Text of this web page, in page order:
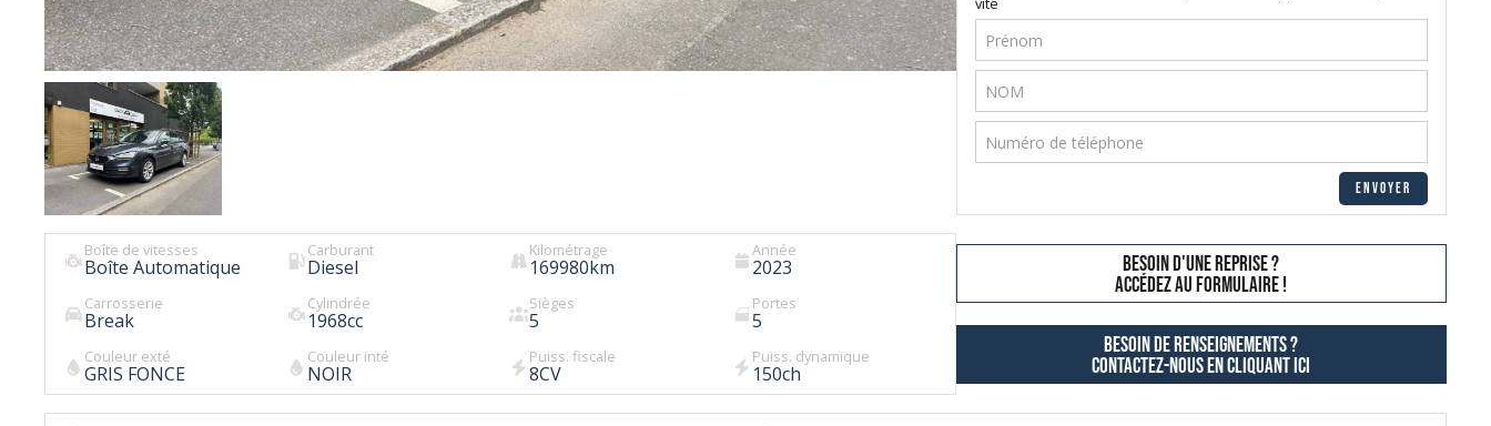
Boîte de vitesses
Boîte Automatique
Carburant
Diesel
Kilométrage
169980km
Année
2023
Carrosserie
Break
Cylindrée
1968cc
Sièges
5
Portes
5
Couleur exté
GRIS FONCE
Couleur inté
NOIR
Puiss. fiscale
8CV
Puiss. dynamique
150ch
besoin d'une reprise ?
AccÉdez au formulaire !
Besoin de renseignements ?
contactez-nous en cliquant ici